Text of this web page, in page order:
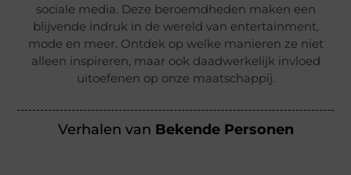
sociale media. Deze beroemdheden maken een
blijvende indruk in de wereld van entertainment,
mode en meer. Ontdek op welke manieren ze niet
alleen inspireren, maar ook daadwerkelijk invloed
uitoefenen op onze maatschappij.
Verhalen van Bekende Personen